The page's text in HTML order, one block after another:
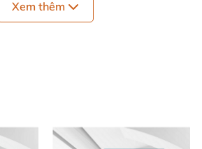
Xem thêm